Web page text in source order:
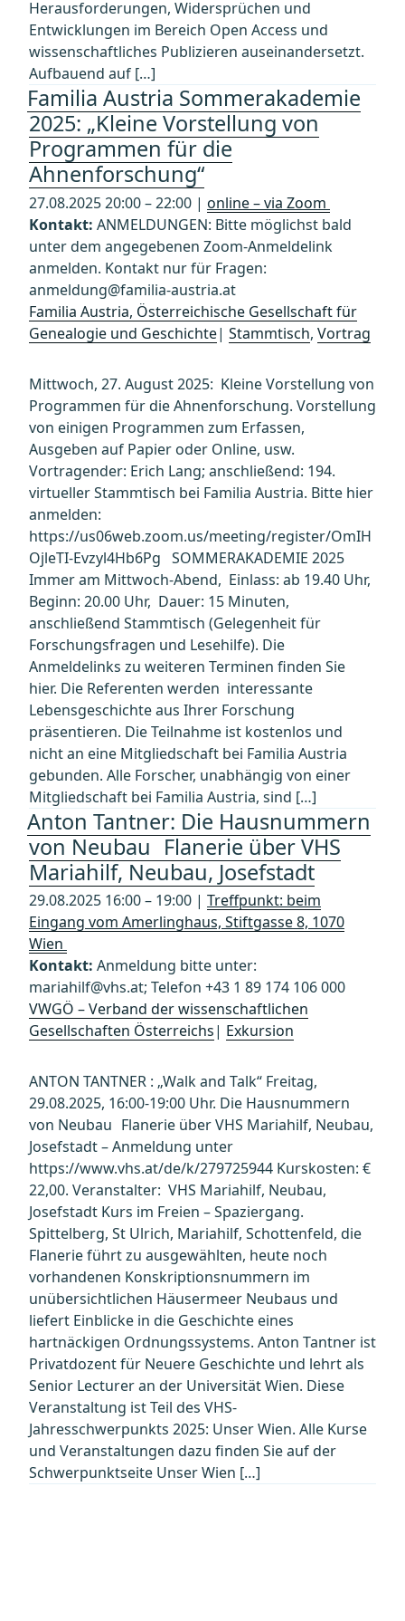
Herausforderungen, Widersprüchen und
Entwicklungen im Bereich Open Access und
wissenschaftliches Publizieren auseinandersetzt.
Aufbauend auf […]
Familia Austria Sommerakademie
2025: „Kleine Vorstellung von
Programmen für die
Ahnenforschung“
27.08.2025 20:00 – 22:00 | online – via Zoom
Kontakt: ANMELDUNGEN: Bitte möglichst bald
unter dem angegebenen Zoom-Anmeldelink
anmelden. Kontakt nur für Fragen:
anmeldung@familia-austria.at
Familia Austria, Österreichische Gesellschaft für
Genealogie und Geschichte| Stammtisch, Vortrag
Mittwoch, 27. August 2025: Kleine Vorstellung von
Programmen für die Ahnenforschung. Vorstellung
von einigen Programmen zum Erfassen,
Ausgeben auf Papier oder Online, usw.
Vortragender: Erich Lang; anschließend: 194.
virtueller Stammtisch bei Familia Austria. Bitte hier
anmelden:
https://us06web.zoom.us/meeting/register/OmIH
OjleTI-Evzyl4Hb6Pg SOMMERAKADEMIE 2025
Immer am Mittwoch-Abend, Einlass: ab 19.40 Uhr,
Beginn: 20.00 Uhr, Dauer: 15 Minuten,
anschließend Stammtisch (Gelegenheit für
Forschungsfragen und Lesehilfe). Die
Anmeldelinks zu weiteren Terminen finden Sie
hier. Die Referenten werden interessante
Lebensgeschichte aus Ihrer Forschung
präsentieren. Die Teilnahme ist kostenlos und
nicht an eine Mitgliedschaft bei Familia Austria
gebunden. Alle Forscher, unabhängig von einer
Mitgliedschaft bei Familia Austria, sind […]
Anton Tantner: Die Hausnummern
von Neubau Flanerie über VHS
Mariahilf, Neubau, Josefstadt
29.08.2025 16:00 – 19:00 | Treffpunkt: beim
Eingang vom Amerlinghaus, Stiftgasse 8, 1070
Wien
Kontakt: Anmeldung bitte unter:
mariahilf@vhs.at; Telefon +43 1 89 174 106 000
VWGÖ – Verband der wissenschaftlichen
Gesellschaften Österreichs| Exkursion
ANTON TANTNER : „Walk and Talk“ Freitag,
29.08.2025, 16:00-19:00 Uhr. Die Hausnummern
von Neubau Flanerie über VHS Mariahilf, Neubau,
Josefstadt – Anmeldung unter
https://www.vhs.at/de/k/279725944 Kurskosten: €
22,00. Veranstalter: VHS Mariahilf, Neubau,
Josefstadt Kurs im Freien – Spaziergang.
Spittelberg, St Ulrich, Mariahilf, Schottenfeld, die
Flanerie führt zu ausgewählten, heute noch
vorhandenen Konskriptionsnummern im
unübersichtlichen Häusermeer Neubaus und
liefert Einblicke in die Geschichte eines
hartnäckigen Ordnungssystems. Anton Tantner ist
Privatdozent für Neuere Geschichte und lehrt als
Senior Lecturer an der Universität Wien. Diese
Veranstaltung ist Teil des VHS-
Jahresschwerpunkts 2025: Unser Wien. Alle Kurse
und Veranstaltungen dazu finden Sie auf der
Schwerpunktseite Unser Wien […]